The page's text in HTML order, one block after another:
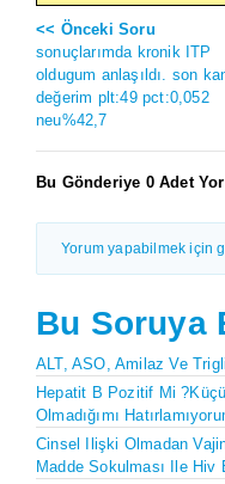
<< Önceki Soru
sonuçlarımda kronik ITP
oldugum anlaşıldı. son
değerim plt:49 pct:0,052
neu%42,7
Bu Gönderiye 0 Adet
Yorum yapabilmek için
Bu Soruya
ALT, ASO, Amilaz Ve
Hepatit B Pozitif Mi
Olmadığımı
Cinsel Ilişki Olmadan
Madde Sokulması Ile Hiv